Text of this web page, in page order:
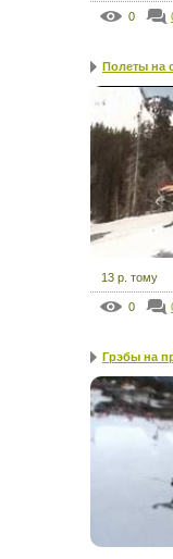
0
Полеты на
13 р. тому
0
Грэбы на